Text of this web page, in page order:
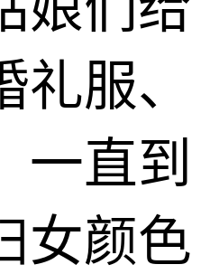
礼服、
一直到
女颜色